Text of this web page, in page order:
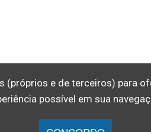
(próprios e de terceiros) para
possível em sua